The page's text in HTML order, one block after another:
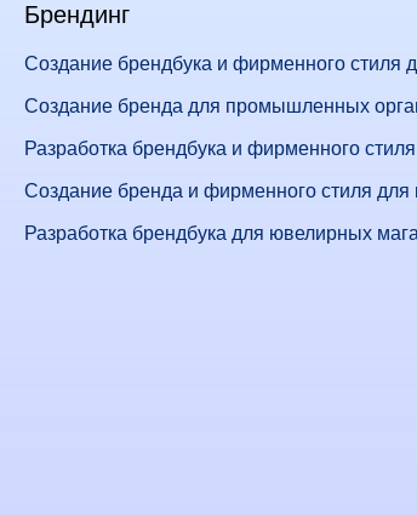
Брендинг
Создание брендбука и фирменного стиля
Создание бренда для промышленных
Разработка брендбука и фирменного
Создание бренда и фирменного стиля для
Разработка брендбука для ювелирных